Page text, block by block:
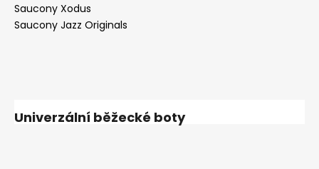
Saucony Xodus
Saucony Jazz Originals
Univerzální běžecké boty